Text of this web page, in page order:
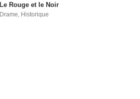
Le Rouge et le Noir
Drame, Historique